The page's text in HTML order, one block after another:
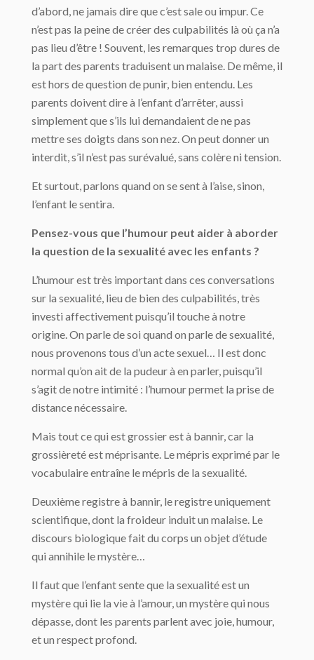
d’abord, ne jamais dire que c’est sale ou impur. Ce
n’est pas la peine de créer des culpabilités là où ça n’a
pas lieu d’être ! Souvent, les remarques trop dures de
la part des parents traduisent un malaise. De même, il
est hors de question de punir, bien entendu. Les
parents doivent dire à l’enfant d’arrêter, aussi
simplement que s’ils lui demandaient de ne pas
mettre ses doigts dans son nez. On peut donner un
interdit, s’il n’est pas surévalué, sans colère ni tension.
Et surtout, parlons quand on se sent à l’aise, sinon,
l’enfant le sentira.
Pensez-vous que l’humour peut aider à aborder
la question de la sexualité avec les enfants ?
L’humour est très important dans ces conversations
sur la sexualité, lieu de bien des culpabilités, très
investi affectivement puisqu’il touche à notre
origine. On parle de soi quand on parle de sexualité,
nous provenons tous d’un acte sexuel… Il est donc
normal qu’on ait de la pudeur à en parler, puisqu’il
s’agit de notre intimité : l’humour permet la prise de
distance nécessaire.
Mais tout ce qui est grossier est à bannir, car la
grossièreté est méprisante. Le mépris exprimé par le
vocabulaire entraîne le mépris de la sexualité.
Deuxième registre à bannir, le registre uniquement
scientifique, dont la froideur induit un malaise. Le
discours biologique fait du corps un objet d’étude
qui annihile le mystère…
Il faut que l’enfant sente que la sexualité est un
mystère qui lie la vie à l’amour, un mystère qui nous
dépasse, dont les parents parlent avec joie, humour,
et un respect profond.